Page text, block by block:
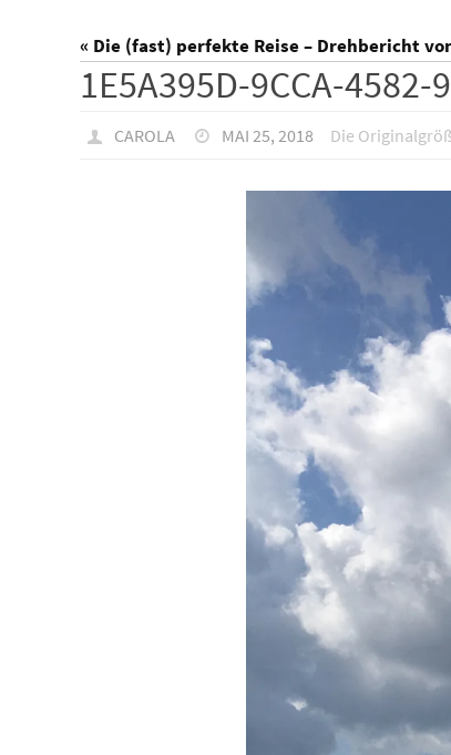
« Die (fast) perfekte Reise – Drehbericht
1E5A395D-9CCA-4582-
CAROLA MAI 25, 2018 Die